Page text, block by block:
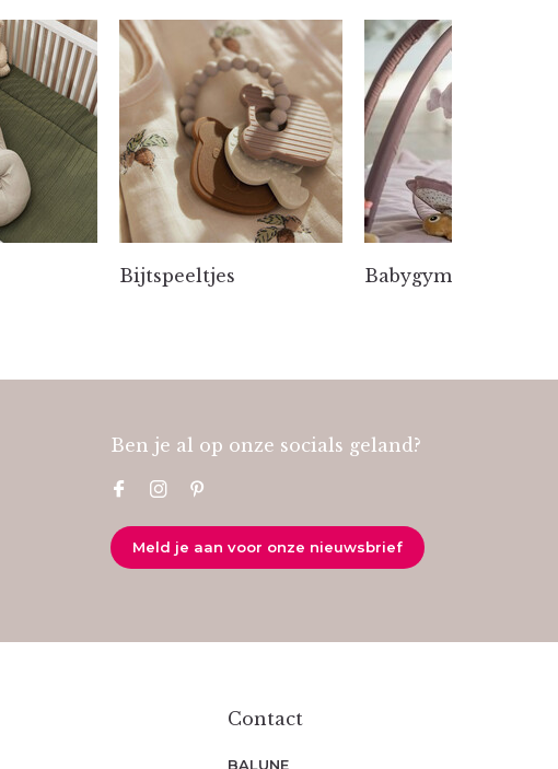
Bijtspeeltjes Babygyms
Ben je al op onze socials geland?
Meld je aan voor onze nieuwsbrief
Contact
BALUNE